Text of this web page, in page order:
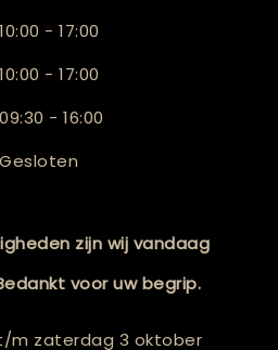
10:00 - 17:00
10:00 - 17:00
09:30 - 16:00
Gesloten
zijn wij vandaag
voor uw begrip.
m zaterdag 3 oktober